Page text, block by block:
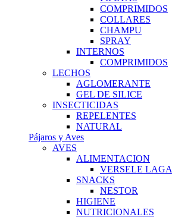
COMPRIMIDOS
COLLARES
CHAMPU
SPRAY
INTERNOS
COMPRIMIDOS
LECHOS
AGLOMERANTE
GEL DE SILICE
INSECTICIDAS
REPELENTES
NATURAL
Pájaros y Aves
AVES
ALIMENTACION
VERSELE LAGA
SNACKS
NESTOR
HIGIENE
NUTRICIONALES